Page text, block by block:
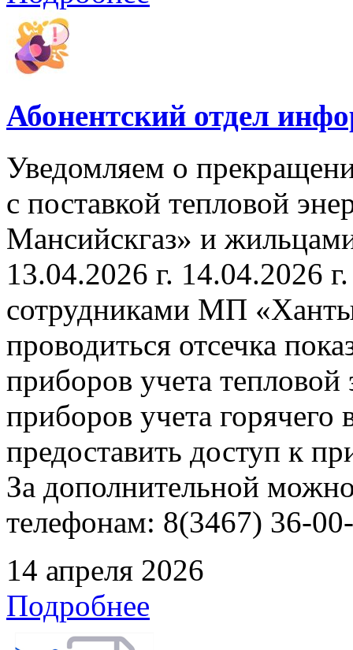
Абонентский отдел
Уведомляем о
с поставкой тепловой
Мансийскгаз» и
13.04.2026 г. 14.04.2026
сотрудниками МП
проводиться отсечка
приборов учета
приборов учета
предоставить доступ к
За дополнительной
телефонам: 8(3467) 36-
14 апреля 2026
Подробнее